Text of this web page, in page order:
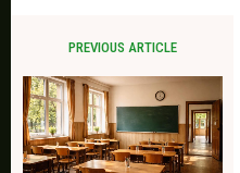
PREVIOUS ARTICLE